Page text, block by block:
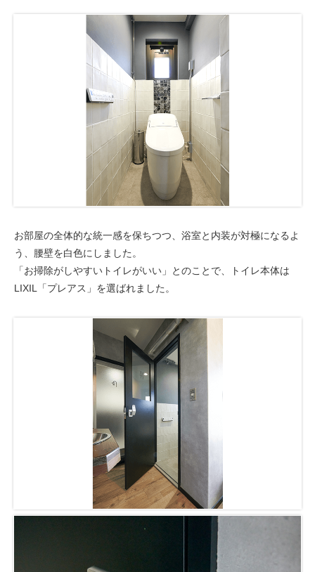
お部屋の全体的な統一感を保ちつつ、浴室と内装が対極になるよ
う、腰壁を白色にしました。
「お掃除がしやすいトイレがいい」とのことで、トイレ本体は
LIXIL「プレアス」を選ばれました。